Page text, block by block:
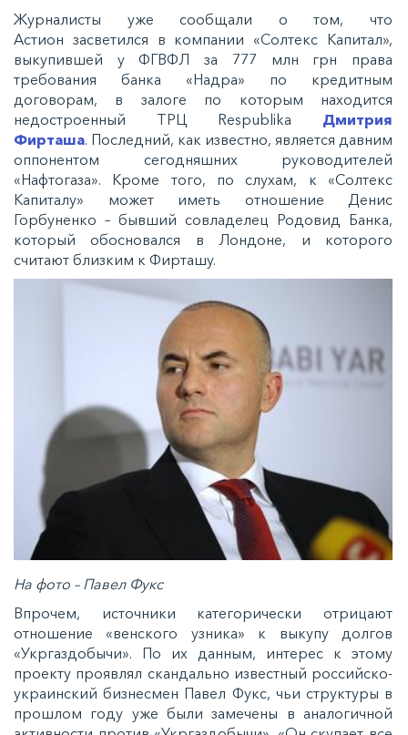
Журналисты уже сообщали о том, что
Астион засветился в компании «Солтекс Капитал»,
выкупившей у ФГВФЛ за 777 млн грн права
требования банка «Надра» по кредитным
договорам, в залоге по которым находится
недостроенный ТРЦ Respublika Дмитрия
Фирташа. Последний, как известно, является давним
оппонентом сегодняшних руководителей
«Нафтогаза». Кроме того, по слухам, к «Солтекс
Капиталу» может иметь отношение Денис
Горбуненко – бывший совладелец Родовид Банка,
который обосновался в Лондоне, и которого
считают близким к Фирташу.
На фото – Павел Фукс
Впрочем, источники категорически отрицают
отношение «венского узника» к выкупу долгов
«Укргаздобычи». По их данным, интерес к этому
проекту проявлял скандально известный российско-
украинский бизнесмен Павел Фукс, чьи структуры в
прошлом году уже были замечены в аналогичной